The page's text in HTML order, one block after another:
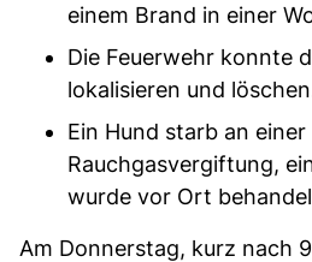
einem Brand in einer
Die Feuerwehr konnte
lokalisieren und
Ein Hund starb an einer
Rauchgasvergiftung,
wurde vor Ort
Am Donnerstag, kurz nach